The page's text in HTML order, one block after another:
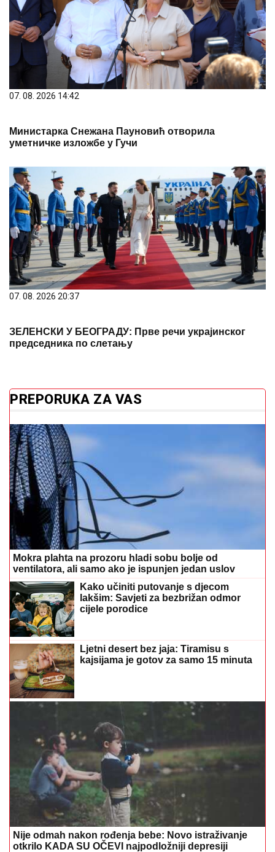
07. 08. 2026 14:42
Министарка Снежана Пауновић отворила
уметничке изложбе у Гучи
07. 08. 2026 20:37
ЗЕЛЕНСКИ У БЕОГРАДУ: Прве речи украјинског
председника по слетању
PREPORUKA ZA VAS
Mokra plahta na prozoru hladi sobu bolje od
ventilatora, ali samo ako je ispunjen jedan uslov
Kako učiniti putovanje s djecom
lakšim: Savjeti za bezbrižan odmor
cijele porodice
Ljetni desert bez jaja: Tiramisu s
kajsijama je gotov za samo 15 minuta
Nije odmah nakon rođenja bebe: Novo istraživanje
otkrilo KADA SU OČEVI najpodložniji depresiji